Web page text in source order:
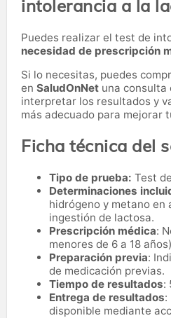
intolerancia a la
Puedes realizar el test de
necesidad de prescripción
Si lo necesitas, puedes
en SaludOnNet una consulta
interpretar los resultados y
más adecuado para mejorar
Ficha técnica del
Tipo de prueba: Test
Determinaciones
hidrógeno y metano en
ingestión de lactosa.
Prescripción médica:
menores de 6 a 18
Preparación previa:
de medicación previas.
Tiempo de resultados:
Entrega de resultados:
disponible mediante